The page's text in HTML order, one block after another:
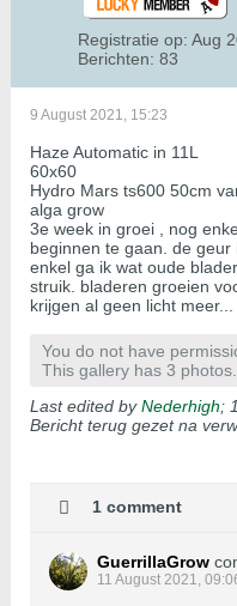
Registratie op: Aug
Berichten: 83
9 August 2021, 15:23
Haze Automatic in 11L
60x60
Hydro Mars ts600 50cm
alga grow
3e week in groei , nog
beginnen te gaan. de geur
enkel ga ik wat oude
struik. bladeren groeien
krijgen al geen licht meer...
You do not have
This gallery has 3 photos.
Last edited byNederhigh;
Bericht terug gezet na
1 comment
GuerrillaGrow
11 August 2021,